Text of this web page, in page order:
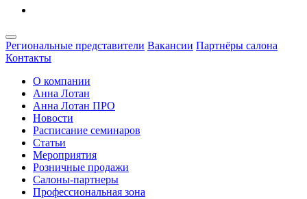
Региональные представители Вакансии Партнёры салона
Контакты
О компании
Анна Лотан
Анна Лотан ПРО
Новости
Расписание семинаров
Статьи
Мероприятия
Розничные продажи
Салоны-партнеры
Профессиональная зона